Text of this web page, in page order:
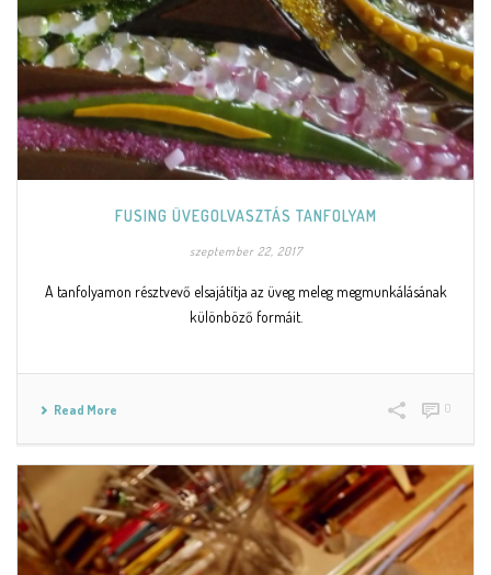
FUSING ÜVEGOLVASZTÁS TANFOLYAM
szeptember 22, 2017
A tanfolyamon résztvevő elsajátítja az üveg meleg megmunkálásának
különböző formáit.
Read More 0